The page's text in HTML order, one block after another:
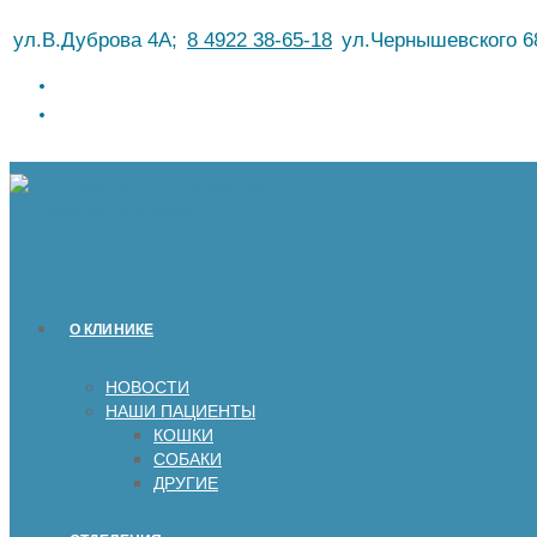
кул.В.Дуброва 4А; 8 4922 38-65-18 ул.Чернышевского
О КЛИНИКЕ
НОВОСТИ
НАШИ ПАЦИЕНТЫ
КОШКИ
СОБАКИ
ДРУГИЕ